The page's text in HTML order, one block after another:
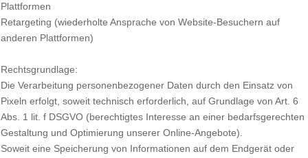
Plattformen
Retargeting (wiederholte Ansprache von Website-Besuchern auf
anderen Plattformen)
Rechtsgrundlage:
Die Verarbeitung personenbezogener Daten durch den Einsatz von
Pixeln erfolgt, soweit technisch erforderlich, auf Grundlage von Art. 6
Abs. 1 lit. f DSGVO (berechtigtes Interesse an einer bedarfsgerechten
Gestaltung und Optimierung unserer Online-Angebote).
Soweit eine Speicherung von Informationen auf dem Endgerät oder